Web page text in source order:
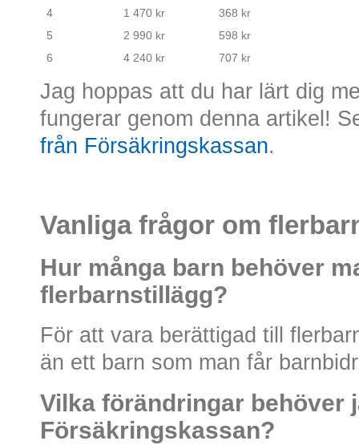
4
1 470 kr
368 kr
5
2 990 kr
598 kr
6
4 240 kr 707 kr
Jag hoppas att du har lärt dig
fungerar genom denna artikel!
från Försäkringskassan.
Vanliga frågor om
Hur många barn behöver
flerbarnstillägg?
För att vara berättigad till
än ett barn som man får
Vilka förändringar behöver
Försäkringskassan?